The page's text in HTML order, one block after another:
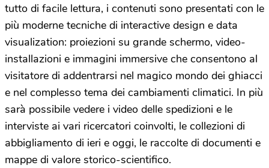
tutto di facile lettura, i contenuti sono presentati con le
più moderne tecniche di interactive design e data
visualization: proiezioni su grande schermo, video-
installazioni e immagini immersive che consentono al
visitatore di addentrarsi nel magico mondo dei ghiacci
e nel complesso tema dei cambiamenti climatici. In più
sarà possibile vedere i video delle spedizioni e le
interviste ai vari ricercatori coinvolti, le collezioni di
abbigliamento di ieri e oggi, le raccolte di documenti e
mappe di valore storico-scientifico.